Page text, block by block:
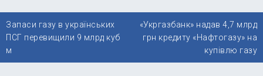
Навігація
записів
Запаси газу в українських
ПСГ перевищили 9 млрд куб
м
«Укргазбанк» надав 4,7 млрд
грн кредиту «Нафтогазу» на
купівлю газу